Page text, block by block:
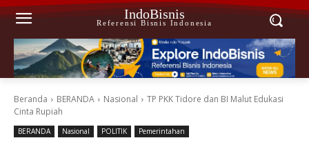
IndoBisnis
Referensi Bisnis Indonesia
Beranda BERANDA Nasional
TP PKK Tidore dan BI Malut Edukasi
Cinta Rupiah
BERANDA Nasional POLITIK Pemerintahan